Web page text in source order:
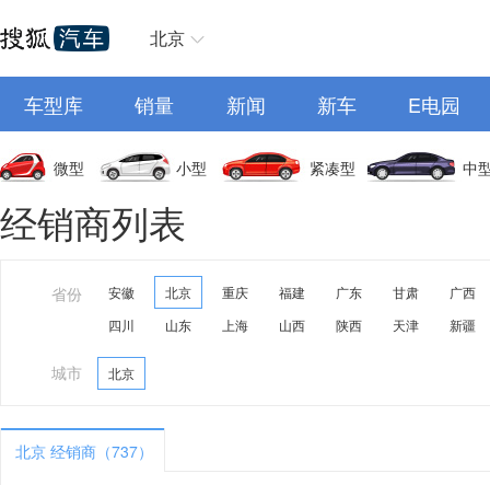
北京
车型库 销量 新闻 新车 E电园
微型 小型 紧凑型 中
经销商列表
省份 安徽 北京 重庆 福建 广东 甘肃
广西
四川
山东 上海 山西 陕西 天津 新疆
城市 北京
北京 经销商（737）